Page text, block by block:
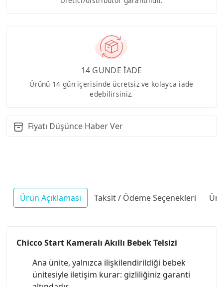
14 GÜNDE İADE
Ürünü 14 gün içerisinde ücretsiz ve kolayca iade
edebilirsiniz.
Fiyatı Düşünce Haber Ver
Ürün Açıklaması Taksit / Ödeme Seçenekleri
Chicco Start Kameralı Akıllı Bebek Telsizi
Ana ünite, yalnızca ilişkilendirildiği bebek
ünitesiyle iletişim kurar: gizliliğiniz garanti